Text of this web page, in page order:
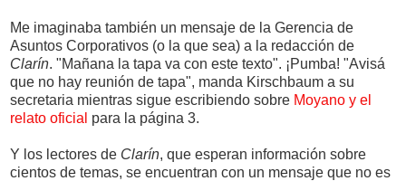
Me imaginaba también un mensaje de la Gerencia de
Asuntos Corporativos (o la que sea) a la redacción de
Clarín. "Mañana la tapa va con este texto". ¡Pumba! "Avisá
que no hay reunión de tapa", manda Kirschbaum a su
secretaria mientras sigue escribiendo sobre Moyano y el
relato oficial para la página 3.
Y los lectores de Clarín, que esperan información sobre
cientos de temas, se encuentran con un mensaje que no es